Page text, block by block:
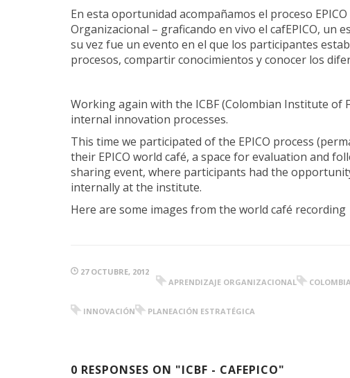
En esta oportunidad acompañamos el proceso
Organizacional – graficando en vivo el cafEPICO, un
su vez fue un evento en el que los participantes
procesos, compartir conocimientos y conocer los
Working again with the ICBF (Colombian Institute
internal innovation processes.
This time we participated of the EPICO process
their EPICO world café, a space for evaluation and
sharing event, where participants had the
internally at the institute.
Here are some images from the world café recording
27 OCTUBRE, 2012
APRENDIZAJE ORGANIZACIONAL
INNOVACIÓN PLANEACIÓN ESTRATÉGICA
0 RESPONSES ON "ICBF - CAFEPICO"